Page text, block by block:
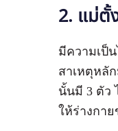
2. แม่ตั้
มีความเป็
สาเหตุหลั
นั้นมี 3 ตัว
ให้ร่างกา